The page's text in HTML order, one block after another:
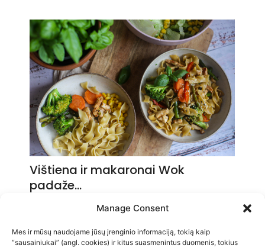
Manage Consent
Mes ir mūsų naudojame jūsų įrenginio informaciją, tokią kaip
“sausainiukai” (angl. cookies) ir kitus suasmenintus duomenis, tokius
Vištiena ir makaronai Wok
padaže…